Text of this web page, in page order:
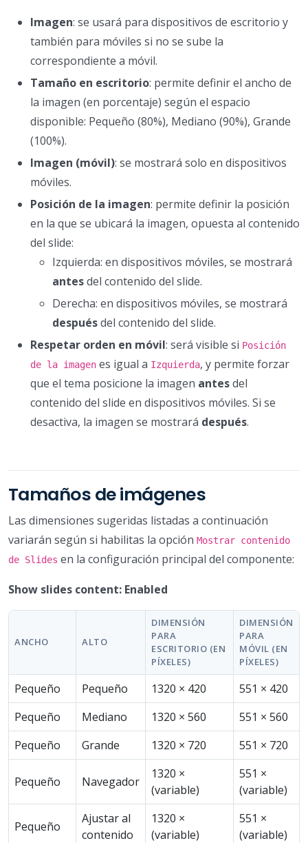
Imagen: se usará para dispositivos de escritorio y
también para móviles si no se sube la
correspondiente a móvil.
Tamaño en escritorio: permite definir el ancho de
la imagen (en porcentaje) según el espacio
disponible: Pequeño (80%), Mediano (90%), Grande
(100%).
Imagen (móvil): se mostrará solo en dispositivos
móviles.
Posición de la imagen: permite definir la posición
en la que se ubicará la imagen, opuesta al contenido
del slide:
Izquierda: en dispositivos móviles, se mostrará
antesdel contenido del slide.
Derecha: en dispositivos móviles, se mostrará
despuésdel contenido del slide.
Respetar orden en móvil: será visible si Posición
de la imagen es igual a Izquierda, y permite forzar
que el tema posicione la imagen antesdel
contenido del slide en dispositivos móviles. Si se
desactiva, la imagen se mostrará después.
Tamaños de imágenes
Las dimensiones sugeridas listadas a continuación
variarán según si habilitas la opción Mostrar contenido
de Slides en la configuración principal del componente:
Show slides content: Enabled
ANCHO ALTO
DIMENSIÓN
PARA
ESCRITORIO (EN
PÍXELES)
DIMENSIÓN
PARA
MÓVIL (EN
PÍXELES)
Pequeño Pequeño 1320 × 420
551 × 420
Pequeño
Mediano 1320 × 560
551 × 560
Pequeño
Grande 1320 × 720 551 × 720
Pequeño Navegador
1320 ×
(variable)
551 ×
(variable)
Pequeño
Ajustar al
contenido
1320 ×
(variable)
551 ×
(variable)